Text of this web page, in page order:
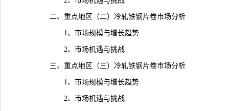
二、重点地区（二）冷轧铁钢片卷市场分析
1、市场规模与增长趋势
2、市场机遇与挑战
三、重点地区（三）冷轧铁钢片卷市场分析
1、市场规模与增长趋势
2、市场机遇与挑战